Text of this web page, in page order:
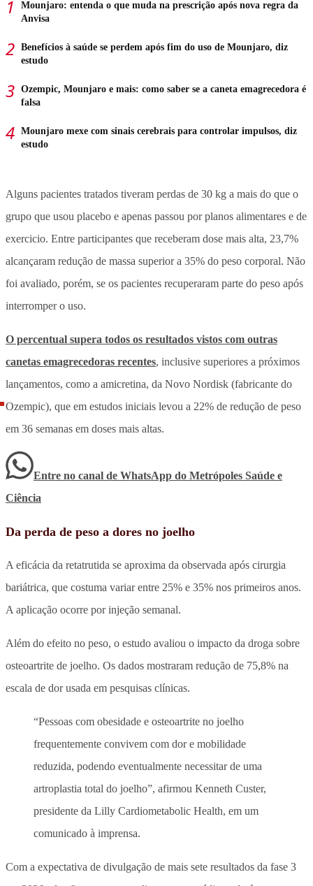
Mounjaro: entenda o que muda na prescrição após nova regra da
Anvisa
Benefícios à saúde se perdem após fim do uso de Mounjaro, diz
estudo
Ozempic, Mounjaro e mais: como saber se a caneta emagrecedora é
falsa
Mounjaro mexe com sinais cerebrais para controlar impulsos, diz
estudo
Alguns pacientes tratados tiveram perdas de 30 kg a mais do que o
grupo que usou placebo e apenas passou por planos alimentares e de
exercicio. Entre participantes que receberam dose mais alta, 23,7%
alcançaram redução de massa superior a 35% do peso corporal. Não
foi avaliado, porém, se os pacientes recuperaram parte do peso após
interromper o uso.
O percentual supera todos os resultados vistos com outras
canetas emagrecedoras recentes, inclusive superiores a próximos
lançamentos, como a amicretina, da Novo Nordisk (fabricante do
Ozempic), que em estudos iniciais levou a 22% de redução de peso
em 36 semanas em doses mais altas.
Entre no canal de WhatsApp do Metrópoles Saúde e
Ciência
Da perda de peso a dores no joelho
A eficácia da retatrutida se aproxima da observada após cirurgia
bariátrica, que costuma variar entre 25% e 35% nos primeiros anos.
A aplicação ocorre por injeção semanal.
Além do efeito no peso, o estudo avaliou o impacto da droga sobre
osteoartrite de joelho. Os dados mostraram redução de 75,8% na
escala de dor usada em pesquisas clínicas.
“Pessoas com obesidade e osteoartrite no joelho
frequentemente convivem com dor e mobilidade
reduzida, podendo eventualmente necessitar de uma
artroplastia total do joelho”, afirmou Kenneth Custer,
presidente da Lilly Cardiometabolic Health, em um
comunicado à imprensa.
Com a expectativa de divulgação de mais sete resultados da fase 3